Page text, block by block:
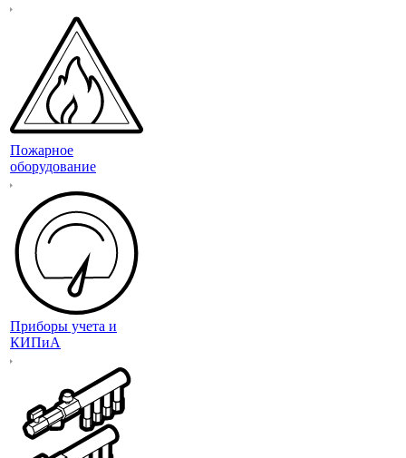
Пожарное
оборудование
Приборы учета и
КИПиА